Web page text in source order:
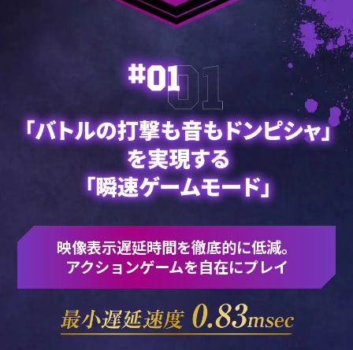
映像表示遅延時間を徹底的に低減。
アクションゲームを自在にプレイ